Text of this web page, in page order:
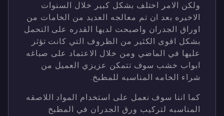
ولكن الامر اختلف بشكل كبير خلال السنوات
الاخيره بعد ان تم معالجه العديد من الخامات من
اوراق الجدران واصبحت لديها القدره على التحمل
بشكل اقوى الكثير من الظروف التي كانت تؤثر
عليها في الماضي ومن خلال الاعتماد على صباغه
ابواب خشب سوف تتمكن عزيزي العميل من
شراء الخامه المناسبه للمطبخ.
كما اننا سوف نعمل على استخدام المواد اللاصقه
المناسبه لتركيب ورق الجدران في المطبخ